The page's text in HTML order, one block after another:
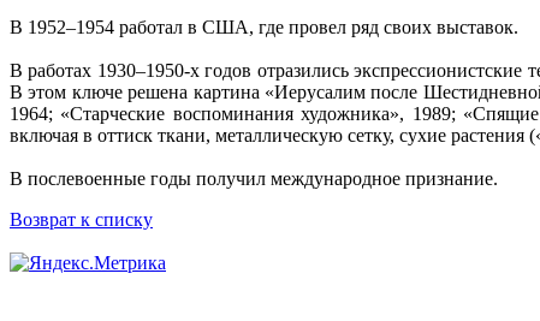
В 1952–1954 работал в США, где провел ряд своих выставок.
В работах 1930–1950-х годов отразились
В этом ключе решена картина «Иерусалим после
1964; «Старческие воспоминания художника», 1989;
включая в оттиск ткани, металлическую сетку, сухие
В послевоенные годы получил международное признание.
Возврат к списку